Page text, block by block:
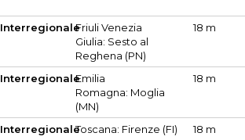
InterregionaleFriuli Venezia
Giulia: Sesto al
Reghena (PN)
18 m
InterregionaleEmilia
Romagna: Moglia
(MN)
18 m
InterregionaleToscana: Firenze (FI) 18 m